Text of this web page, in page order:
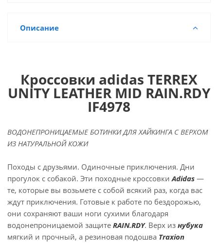
Описание
Кроссовки adidas TERREX
UNITY LEATHER MID RAIN.RDY
IF4978
ВОДОНЕПРОНИЦАЕМЫЕ БОТИНКИ ДЛЯ ХАЙКИНГА С ВЕРХОМ
ИЗ НАТУРАЛЬНОЙ КОЖИ
Походы с друзьями. Одиночные приключения. Дни
прогулок с собакой. Эти походные кроссовкиAdidas —
те, которые вы возьмете с собой всякий раз, когда вас
ждут приключения. Готовые к работе по бездорожью,
они сохраняют ваши ноги сухими благодаря
водонепроницаемой защите RAIN.RDY. Верх из нубука
мягкий и прочный, а резиновая подошва Traxion